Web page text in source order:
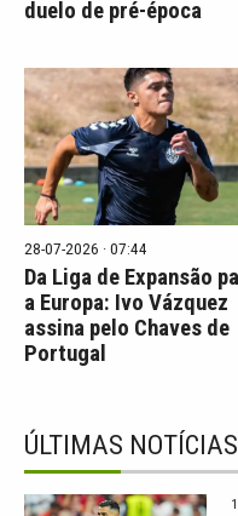
duelo de pré-época
28-07-2026 · 07:44
Da Liga de Expansão
a Europa: Ivo Vázquez
assina pelo Chaves de
Portugal
ÚLTIMAS NOTÍCIAS